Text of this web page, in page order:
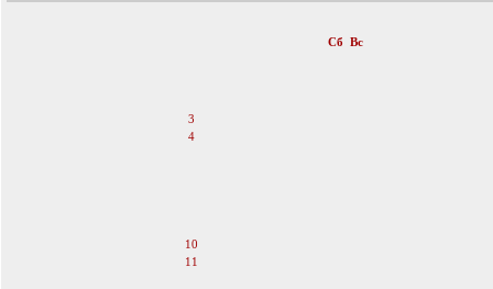
Сб Вс
3
4
10
11